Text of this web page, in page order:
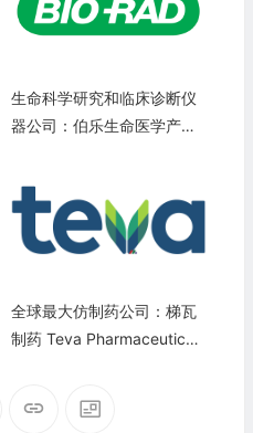
生命科学研究和临床诊断仪
器公司：伯乐生命医学产品
全球最大仿制药公司：梯瓦
制药 Teva Pharmaceutical I